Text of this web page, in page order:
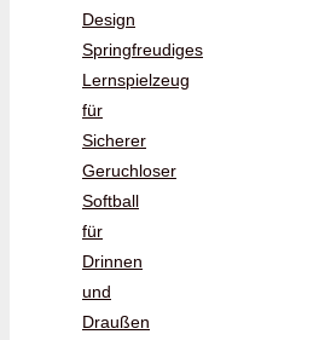
Design
Springfreudiges
Lernspielzeug
für
Sicherer
Geruchloser
Softball
für
Drinnen
und
Draußen